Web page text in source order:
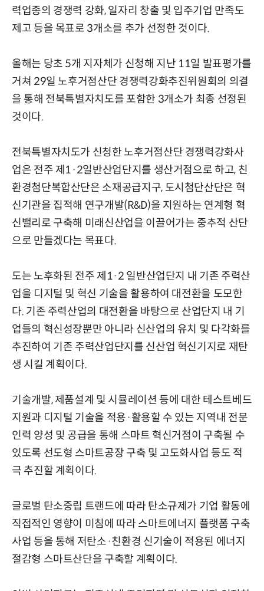
력업종의 경쟁력 강화, 일자리 창출 및 입주기업 만족도
제고 등을 목표로 3개소를 추가 선정한 것이다.
올해는 당초 5개 지자체가 신청해 지난 11일 발표평가를
거쳐 29일 노후거점산단 경쟁력강화추진위원회의 의결
을 통해 전북특별자치도를 포함한 3개소가 최종 선정된
것이다.
전북특별자치도가 신청한 노후거점산단 경쟁력강화사
업은 전주 제1·2일반산업단지를 생산거점으로 하고, 친
환경첨단복합산단은 소재공급지구, 도시첨단산단은 혁
신기관을 집적해 연구개발(R&D)을 지원하는 연계형 혁
신밸리로 구축해 미래신산업을 이끌어가는 중추적 산단
으로 만들겠다는 목표다.
도는 노후화된 전주 제1·2 일반산업단지 내 기존 주력산
업을 디지털 및 혁신 기술을 활용하여 대전환을 도모한
다. 기존 주력산업의 대전환을 바탕으로 산업단지 내 기
업들의 혁신성장뿐만 아니라 신산업의 유치 및 다각화를
추진하여 기존 주력산업단지를 신산업 혁신기지로 재탄
생 시킬 계획이다.
기술개발, 제품설계 및 시뮬레이션 등에 대한 테스트베드
지원과 디지털 기술을 적용·활용할 수 있는 지역내 전문
인력 양성 및 공급을 통해 스마트 혁신거점이 구축될 수
있도록 선도형 스마트공장 구축 및 고도화사업 등도 적
극 추진할 계획이다.
글로벌 탄소중립 트랜드에 따라 탄소규제가 기업 활동에
직접적인 영향이 미침에 따라 스마트에너지 플랫폼 구축
사업 등을 통해 저탄소·친환경 신기술이 적용된 에너지
절감형 스마트산단을 구축할 계획이다.